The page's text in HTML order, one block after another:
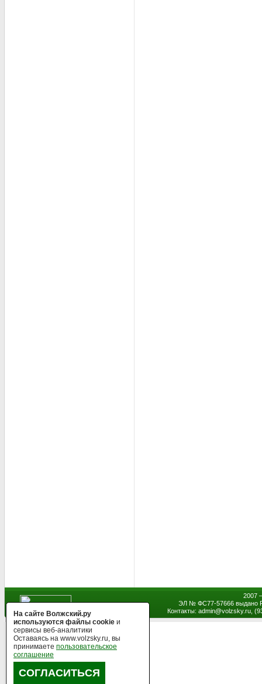
2007
ЭЛ № ФС77-57666 выдано
Контакты: admin@volzsky.ru,
На сайте Волжский.ру
используются файлы cookie и
сервисы веб-аналитики
Оставаясь на www.volzsky.ru, вы
принимаете пользовательское
соглашение
СОГЛАСИТЬСЯ